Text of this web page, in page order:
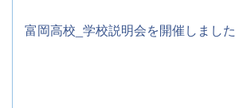
富岡高校_学校説明会を開催しました